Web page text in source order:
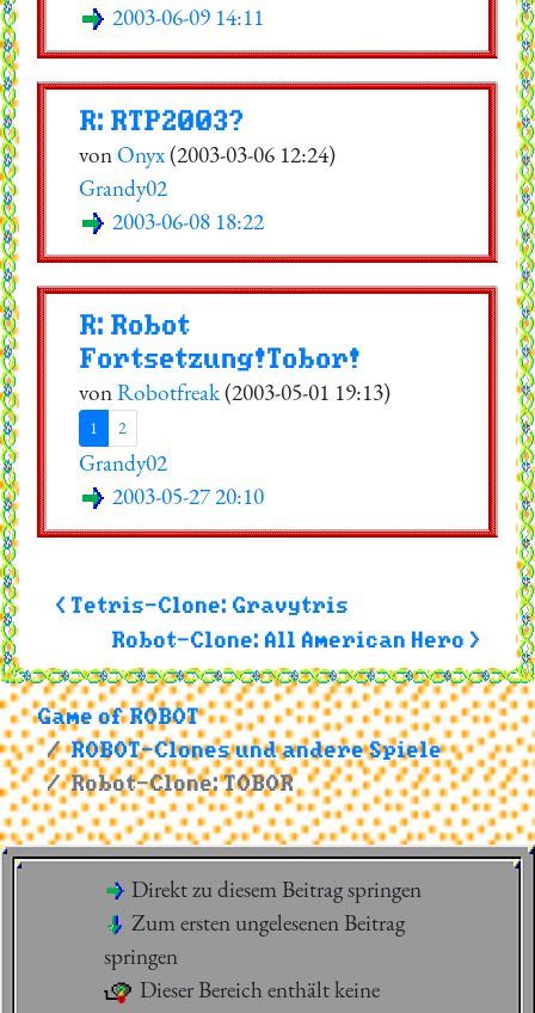
2003-06-09 14:11
R: RTP2003?
vonOnyx(2003-03-06 12:24)
Grandy02
2003-06-08 18:22
R: Robot
Fortsetzung!Tobor!
vonRobotfreak(2003-05-01 19:13)
1 2
Grandy02
2003-05-27 20:10
< Tetris-Clone: Gravytris
Robot-Clone: All American Hero >
Game of ROBOT
ROBOT-Clones und andere Spiele
Robot-Clone: TOBOR
Direkt zu diesem Beitrag springen
Zum ersten ungelesenen Beitrag
springen
Dieser Bereich enthält keine